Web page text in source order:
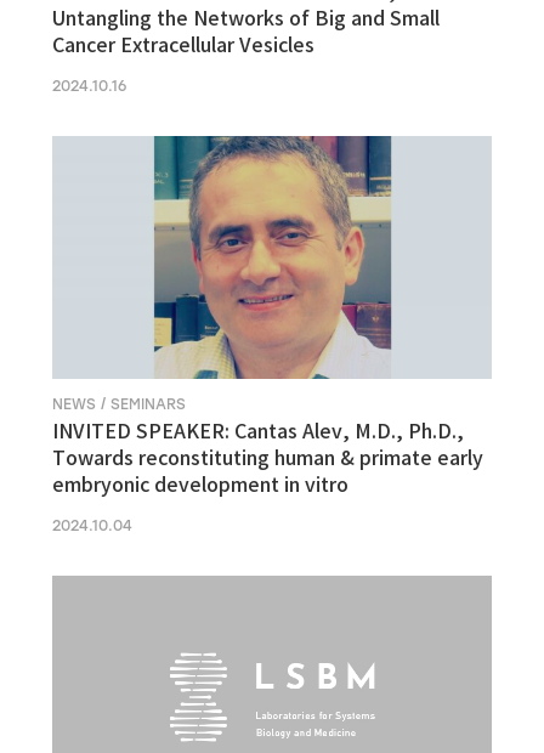
Untangling the Networks of Big and Small
Cancer Extracellular Vesicles
2024.10.16
NEWS / SEMINARS
INVITED SPEAKER: Cantas Alev, M.D., Ph.D.,
Towards reconstituting human & primate early
embryonic development in vitro
2024.10.04